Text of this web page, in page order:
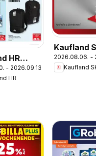
HR
- 2026.09.13.
HR
Kaufland
Nonfood
újság
2026.08.06. -
Kaufland